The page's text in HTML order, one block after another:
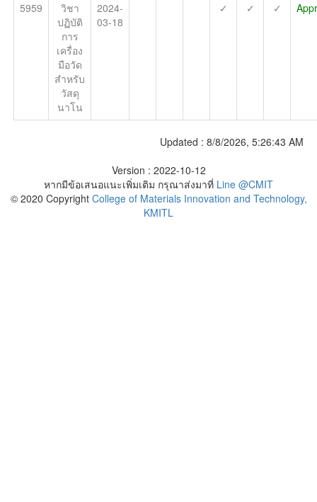
5959
วิชา
ปฏิบัติ
การ
เครื่อง
มือวัด
สำหรับ
วัสดุ
นาโน
2024-
03-18
✓ ✓ ✓
Updated : 8/8/2026, 5:26:43 AM
Version : 2022-10-12
หากมีข้อเสนอแนะเพิ่มเติม กรุณาส่งมาที่ Line @CMIT
© 2020 CopyrightCollege of Materials Innovation and Technology,
KMITL